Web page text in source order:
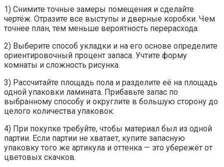
1) Снимите точные замеры помещения и сделайте
чертёж. Отразите все выступы и дверные коробки. Чем
точнее план, тем меньше вероятность перерасхода.
2) Выберите способ укладки и на его основе определите
ориентировочный процент запаса. Учтите форму
комнаты и сложность рисунка.
3) Рассчитайте площадь пола и разделите её на площадь
одной упаковки ламината. Прибавьте запас по
выбранному способу и округлите в большую сторону до
целого количества упаковок.
4) При покупке требуйте, чтобы материал был из одной
партии. Если партии не хватает, купите запасную
упаковку того же артикула и оттенка — это убережёт от
цветовых скачков.